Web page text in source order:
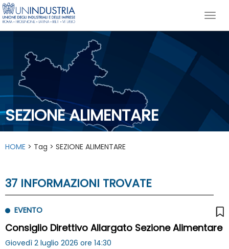
SEZIONE ALIMENTARE
HOME > Tag > SEZIONE ALIMENTARE
37 INFORMAZIONI TROVATE
EVENTO
Consiglio Direttivo Allargato Sezione Alimentare
Giovedì 2 luglio 2026 ore 14:30